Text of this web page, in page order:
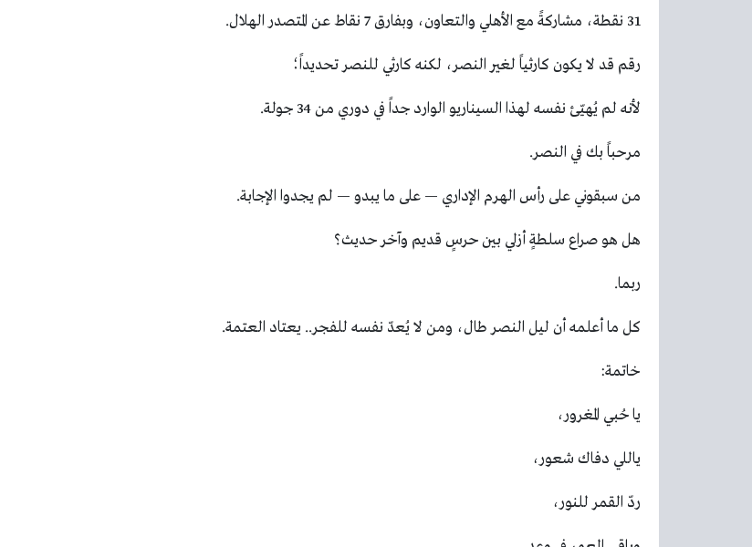
31 نقطة، مشاركةً مع الأهلي والتعاون، وبفارق 7 نقاط عن المتصدر الهلال.
رقم قد لا يكون كارثياً لغير النصر، لكنه كارثي للنصر تحديداً؛
لأنه لم يُهيّئ نفسه لهذا السيناريو الوارد جداً في دوري من 34 جولة.
مرحباً بك في النصر.
من سبقوني على رأس الهرم الإداري — على ما يبدو — لم يجدوا الإجابة.
هل هو صراع سلطةٍ أزلي بين حرسٍ قديم وآخر حديث؟
ربما.
كل ما أعلمه أن ليل النصر طال، ومن لا يُعدّ نفسه للفجر.. يعتاد العتمة.
خاتمة:
يا حُبي المغرور،
ياللي دفاك شعور،
ردّ القمر للنور،